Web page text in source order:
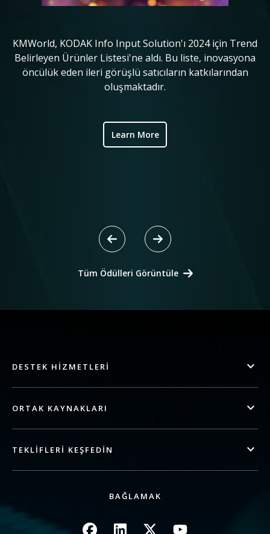
KMWorld, KODAK Info Input Solution'ı 2024 için Trend
Belirleyen Ürünler Listesi'ne aldı. Bu liste, inovasyona
öncülük eden ileri görüşlü satıcıların katkılarından
oluşmaktadır.
Learn More
Tüm Ödülleri Görüntüle
DESTEK HIZMETLERI
ORTAK KAYNAKLARI
TEKLIFLERI KEŞFEDIN
BAĞLAMAK
Resim Resim Resim Resim